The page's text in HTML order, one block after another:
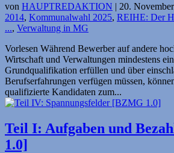
von HAUPTREDAKTION | 20.
2014, Kommunalwahl 2025, REIHE: Der
..., Verwaltung in MG
Vorlesen Während Bewerber auf andere
Wirtschaft und Verwaltungen mindestens
Grundqualifikation erfüllen und über
Berufserfahrungen verfügen müssen,
qualifizierte Kandidaten zum...
Teil I: Aufgaben und
1.0]